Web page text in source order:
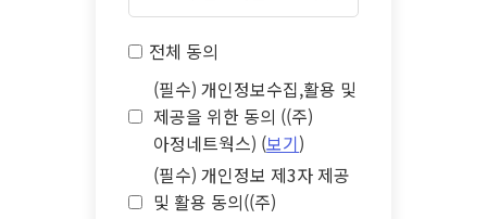
전체 동의
(필수) 개인정보수집,활용 및
제공을 위한 동의 ((주)
아정네트웍스) (보기)
(필수) 개인정보 제3자 제공
및 활용 동의((주)